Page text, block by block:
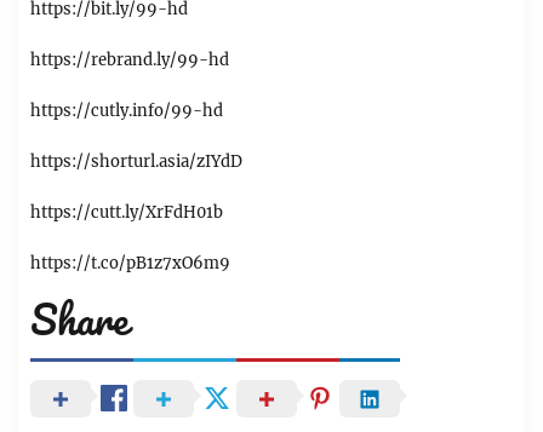
https://bit.ly/99-hd
https://rebrand.ly/99-hd
https://cutly.info/99-hd
https://shorturl.asia/zIYdD
https://cutt.ly/XrFdH01b
https://t.co/pB1z7xO6m9
Share